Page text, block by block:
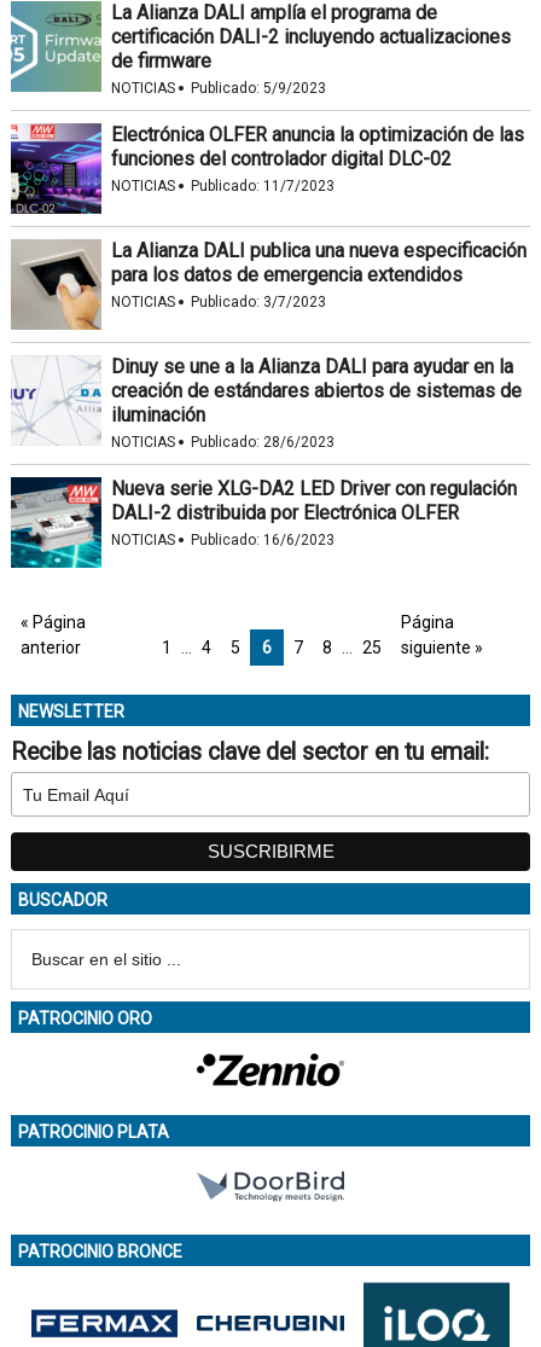
La Alianza DALI amplía el programa de
certificación DALI-2 incluyendo actualizaciones
de firmware
NOTICIAS · Publicado: 5/9/2023
Electrónica OLFER anuncia la optimización de las
funciones del controlador digital DLC-02
NOTICIAS · Publicado: 11/7/2023
La Alianza DALI publica una nueva especificación
para los datos de emergencia extendidos
NOTICIAS · Publicado: 3/7/2023
Dinuy se une a la Alianza DALI para ayudar en la
creación de estándares abiertos de sistemas de
iluminación
NOTICIAS · Publicado: 28/6/2023
Nueva serie XLG-DA2 LED Driver con regulación
DALI-2 distribuida por Electrónica OLFER
NOTICIAS · Publicado: 16/6/2023
« Página
anterior
1 4 5 6 7 8 25
Página
siguiente »
NEWSLETTER
Recibe las noticias clave del sector en tu email:
BUSCADOR
PATROCINIO ORO
PATROCINIO PLATA
PATROCINIO BRONCE